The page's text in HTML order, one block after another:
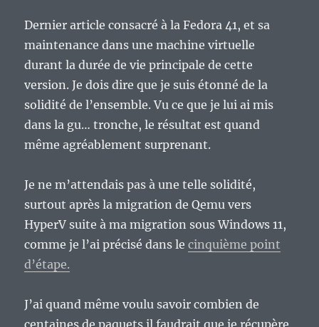
Dernier article consacré à la Fedora 41, et sa
maintenance dans une machine virtuelle
durant la durée de vie principale de cette
version. Je dois dire que je suis étonné de la
solidité de l’ensemble. Vu ce que je lui ai mis
dans la gu… tronche, le résultat est quand
même agréablement surprenant.
Je ne m’attendais pas à une telle solidité,
surtout après la migration de Qemu vers
HyperV suite à ma migration sous Windows 11,
comme je l’ai précisé dans lecinquième point
d’étape.
J’ai quand même voulu savoir combien de